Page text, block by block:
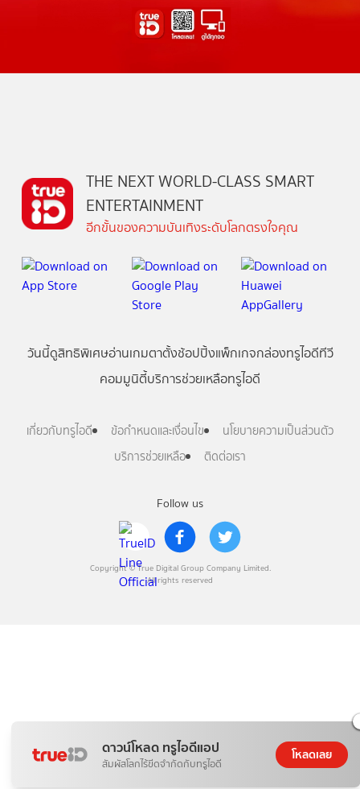
ดาวน์โหลด ทรูไอดีแอป
สัมผัสโลกไร้ขีดจำกัดกับทรูไอดี
โหลดเลย
Follow us
Copyright © True Digital Group Company Limited.
All rights reserved
THE NEXT WORLD-CLASS SMART
ENTERTAINMENT
อีกขั้นของความบันเทิงระดับโลกตรงใจคุณ
วันนี้ดูสิทธิพิเศษอ่านเกมตาตั้งช้อปปิ้งแพ็กเกจกล่องทรูไอดีทีวี
คอมมูนิตี้บริการช่วยเหลือทรูไอดี
เกี่ยวกับทรูไอดี ข้อกำหนดและเงื่อนไข
นโยบายความเป็นส่วนตัว
บริการช่วยเหลือ
ติดต่อเรา